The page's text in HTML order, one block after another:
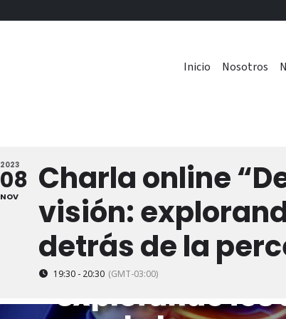
Inicio Nosotros
2023
08
NOV
Charla online
visión:
detrás de la
19:30 - 20:30 (GMT-03:00)